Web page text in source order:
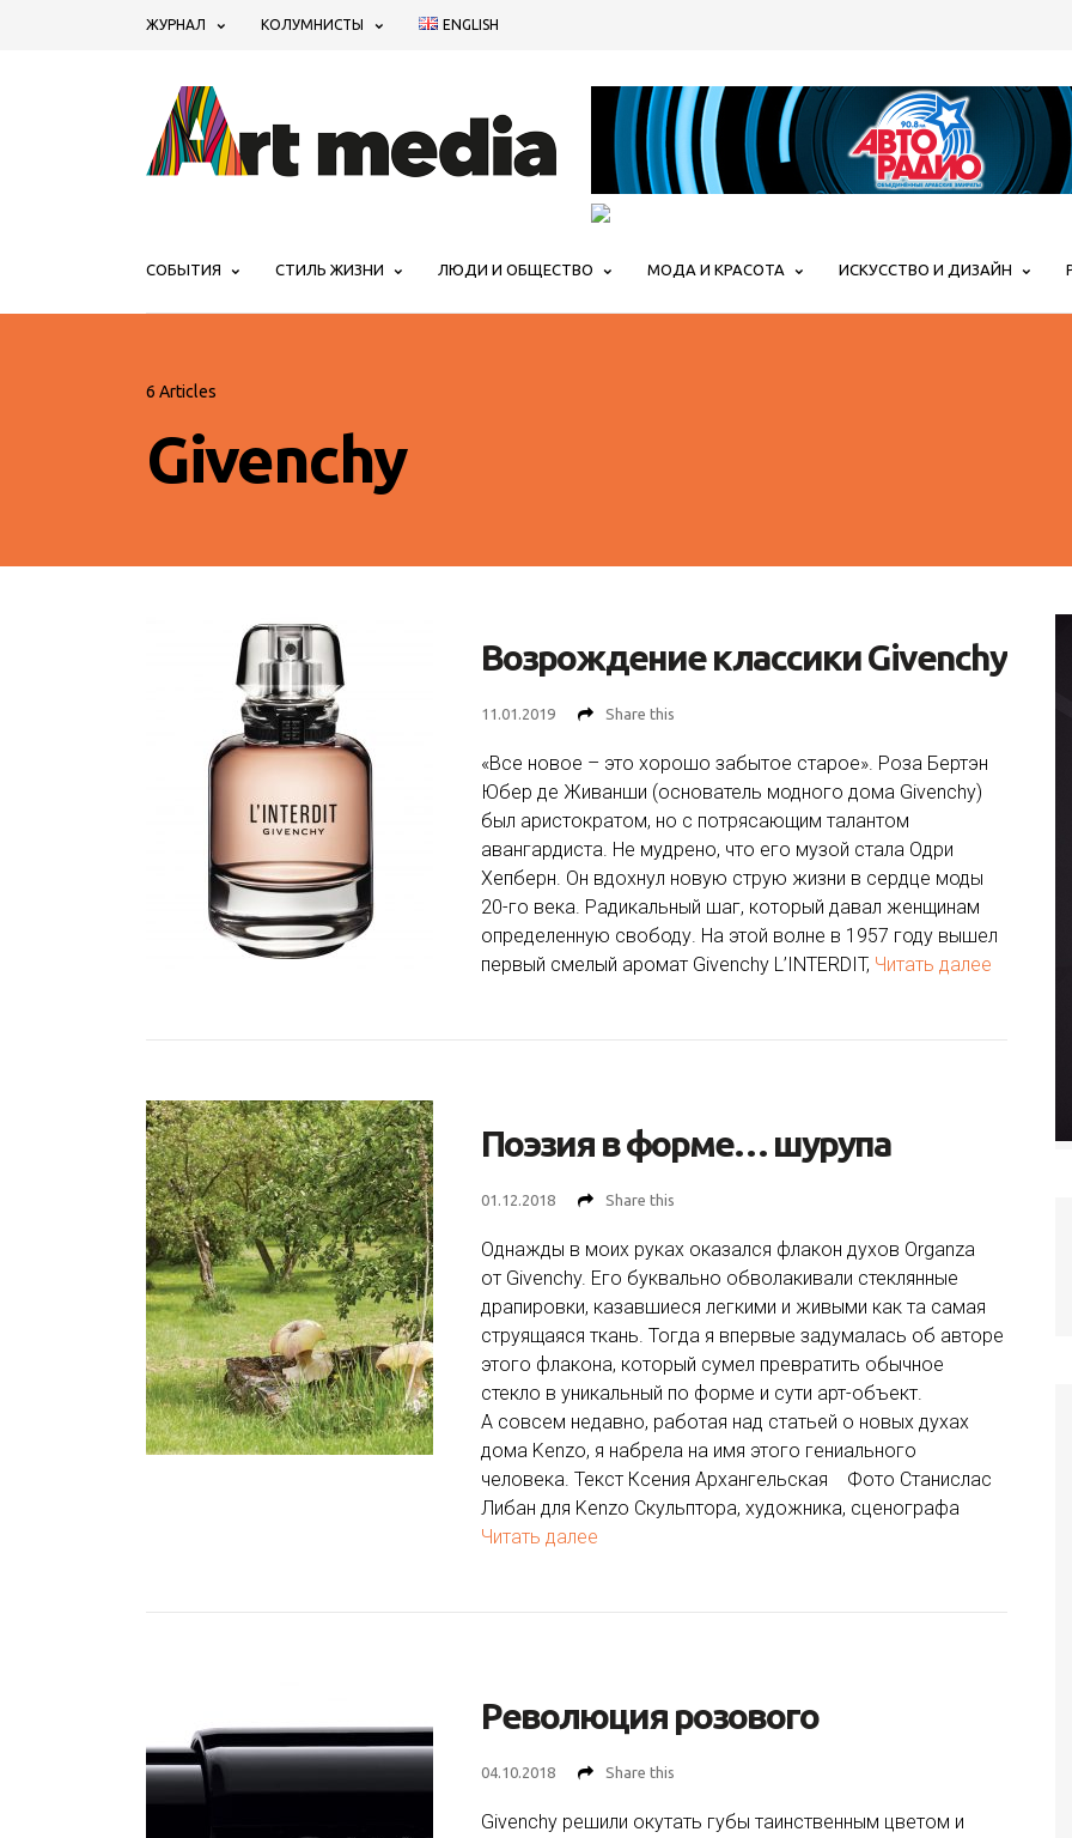
ЖУРНАЛ КОЛУМНИСТЫ ENGLISH
СОБЫТИЯ СТИЛЬ ЖИЗНИ ЛЮДИ И ОБЩЕСТВО МОДА И КРАСОТА ИСКУССТВО И ДИЗАЙН
6 Articles
Givenchy
Возрождение классики Givenchy
11.01.2019 Share this
«Все новое – это хорошо забытое старое». Роза Бертэн
Юбер де Живанши (основатель модного дома Givenchy)
был аристократом, но с потрясающим талантом
авангардиста. Не мудрено, что его музой стала Одри
Хепберн. Он вдохнул новую струю жизни в сердце моды
20-го века. Радикальный шаг, который давал женщинам
определенную свободу. На этой волне в 1957 году вышел
первый смелый аромат Givenchy L’INTERDIT, Читать далее
Поэзия в форме… шурупа
01.12.2018 Share this
Однажды в моих руках оказался флакон духов Organza
от Givenchy. Его буквально обволакивали стеклянные
драпировки, казавшиеся легкими и живыми как та самая
струящаяся ткань. Тогда я впервые задумалась об авторе
этого флакона, который сумел превратить обычное
стекло в уникальный по форме и сути арт-объект.
А совсем недавно, работая над статьей о новых духах
дома Kenzo, я набрела на имя этого гениального
человека. Текст Ксения Архангельская Фото Станислас
Либан для Kenzo Скульптора, художника, сценографа
Читать далее
Революция розового
04.10.2018 Share this
Givenchy решили окутать губы таинственным цветом и